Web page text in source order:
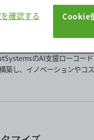
で重要な基
のAI支援ローコー
築し、イノベーションやコ
確認する
Cookie